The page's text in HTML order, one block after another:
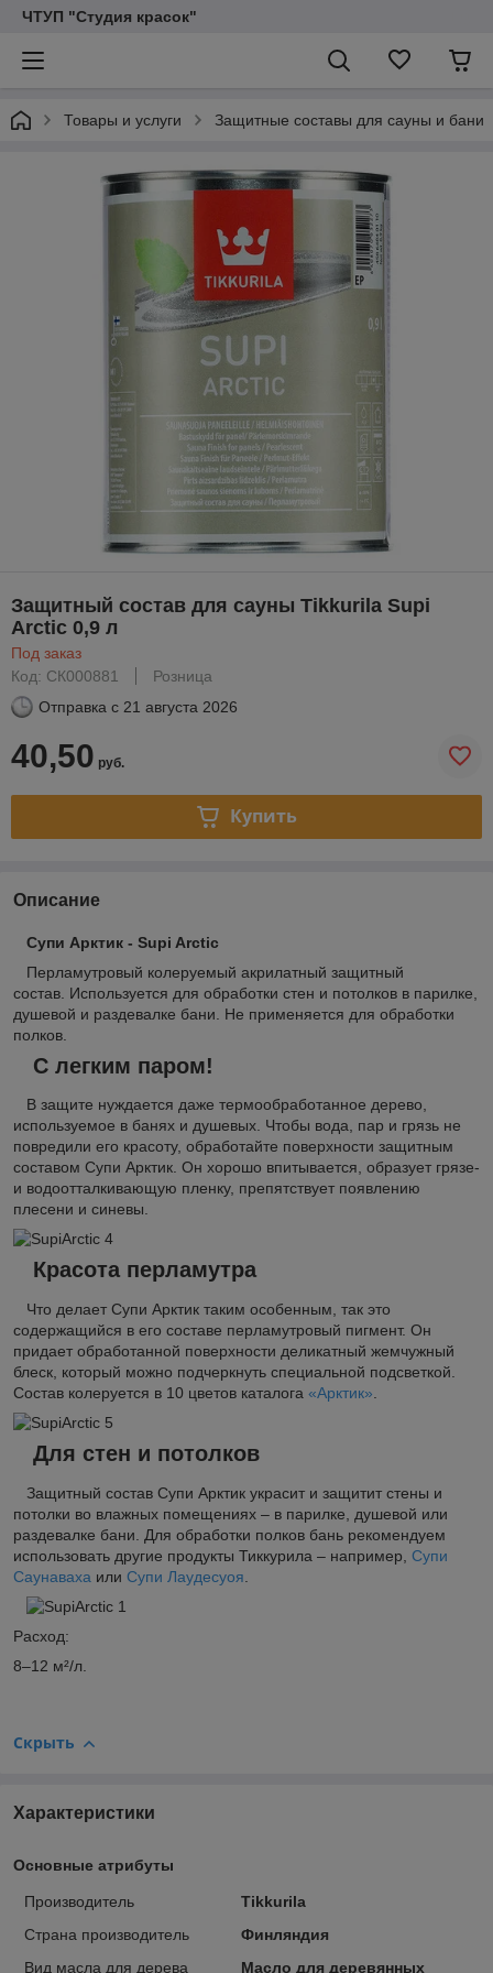
ЧТУП "Студия красок"
Товары и услуги Защитные составы для сауны и бани
Защитный состав для сауны Tikkurila Supi
Arctic 0,9 л
Под заказ
Код: СК000881
Розница
Отправка с 21 августа 2026
40,50 руб.
Купить
Описание
Супи Арктик - Supi Arctic
Перламутровый колеруемый акрилатный защитный
состав. Используется для обработки стен и потолков в парилке,
душевой и раздевалке бани. Не применяется для обработки
полков.
С легким паром!
В защите нуждается даже термообработанное дерево,
используемое в банях и душевых. Чтобы вода, пар и грязь не
повредили его красоту, обработайте поверхности защитным
составом Супи Арктик. Он хорошо впитывается, образует грязе-
и водоотталкивающую пленку, препятствует появлению
плесени и синевы.
Красота перламутра
Что делает Супи Арктик таким особенным, так это
содержащийся в его составе перламутровый пигмент. Он
придает обработанной поверхности деликатный жемчужный
блеск, который можно подчеркнуть специальной подсветкой.
Состав колеруется в 10 цветов каталога «Арктик»
Для стен и потолков
Защитный состав Супи Арктик украсит и защитит стены и
потолки во влажных помещениях – в парилке, душевой или
раздевалке бани. Для обработки полков бань рекомендуем
использовать другие продукты Тиккурила – например, Супи
Саунаваха или Супи Лаудесуоя
Расход:
8–12 м²/л.
Скрыть
Характеристики
Основные атрибуты
Производитель
Tikkurila
Страна производитель
Финляндия
Вид масла для дерева
Масло для деревянных